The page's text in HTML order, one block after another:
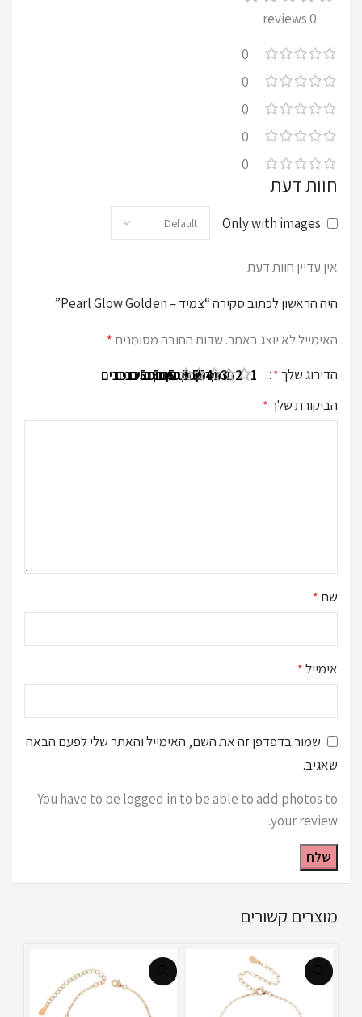
0 reviews
0
0
0
0
0
חוות דעת
Only with images
אין עדיין חוות דעת.
היה הראשון לכתוב סקירה “צמיד – Pearl Glow Golden”
האימייל לא יוצג באתר. שדות החובה מסומנים *
הדירוג שלך* 1 מתוך 5 כוכבים 2 מתוך 5 כוכבים 3 מתוך 5 כוכבים 4 מתוך 5 כוכבים 5 מתוך 5 כוכבים
הביקורת שלך*
שם *
אימייל*
שמור בדפדפן זה את השם, האימייל והאתר שלי לפעם הבאה
שאגיב.
You have to be logged in to be able to add photos to
your review.
מוצרים קשורים